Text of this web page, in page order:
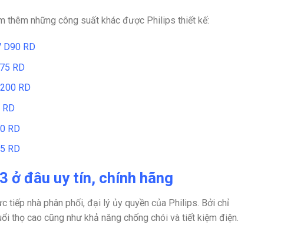
thêm những công suất khác được Philips thiết kế:
RD
RD
RD
RD
RD
ở đâu uy tín, chính hãng
tiếp nhà phân phối, đại lý ủy quyền của Philips. Bởi chỉ
thọ cao cũng như khả năng chống chói và tiết kiệm điện.